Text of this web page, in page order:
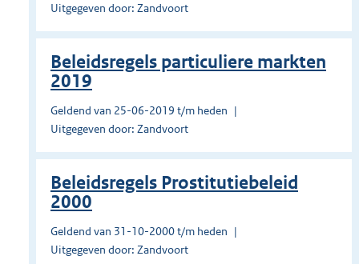
Uitgegeven door: Zandvoort
Beleidsregels particuliere markten
2019
Geldend van 25-06-2019 t/m heden
Uitgegeven door: Zandvoort
Beleidsregels Prostitutiebeleid
2000
Geldend van 31-10-2000 t/m heden
Uitgegeven door: Zandvoort